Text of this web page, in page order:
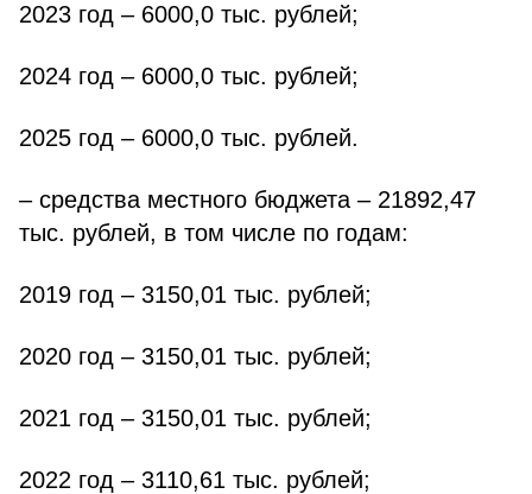
2023 год – 6000,0 тыс. рублей;
2024 год – 6000,0 тыс. рублей;
2025 год – 6000,0 тыс. рублей.
– средства местного бюджета – 21892,47
тыс. рублей, в том числе по годам:
2019 год – 3150,01 тыс. рублей;
2020 год – 3150,01 тыс. рублей;
2021 год – 3150,01 тыс. рублей;
2022 год – 3110,61 тыс. рублей;